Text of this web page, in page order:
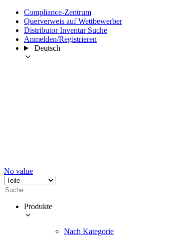
Compliance-Zentrum
Querverweis auf Wettbewerber
Distributor Inventar Suche
Anmelden/Registrieren
Deutsch
No value
Produkte
Nach Kategorie